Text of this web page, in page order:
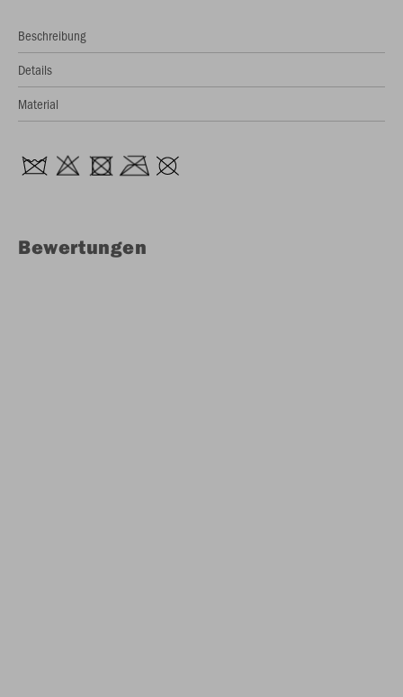
Beschreibung
Details
Material
Bewertungen